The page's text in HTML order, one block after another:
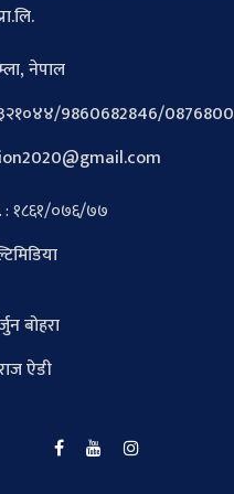
नेपाल
9860682846/
: १८६१/०७६/७७
बोहरा
ऐडी